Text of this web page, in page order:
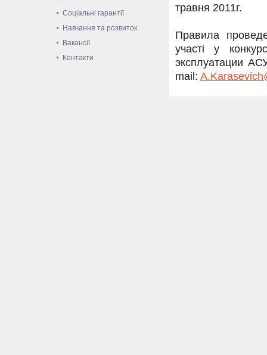
Соціальні гарантії
Навчання та розвиток
Вакансії
Контакти
травня 2011г.
Правила
участі у
эксплуатации
mail: